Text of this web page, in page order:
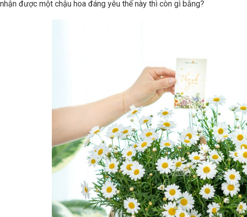
được một chậu hoa đáng yêu thế này thì còn gì bằng?